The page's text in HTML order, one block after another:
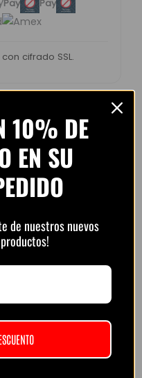
Pay Pay
cifrado SSL.
–
en
1.240
El envío
perfecta.
10% DE
EN SU
de nuestros nuevos